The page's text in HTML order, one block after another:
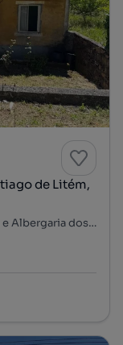
de Litém,
3100-652, Santiago e S. Simão de Litém e Albergaria dos Doze, Pombal, Leiria